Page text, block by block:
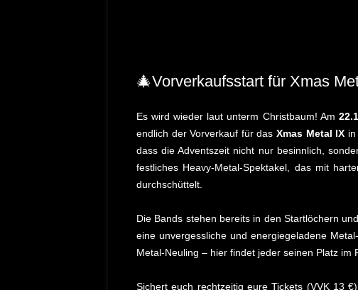
🎄Vorverkaufsstart für Xmas
Es wird wieder laut unterm Christbaum! Am
endlich der Vorverkauf für dasXmas Metal IX
dass die Adventszeit nicht nur besinnlich,
festliches Heavy-Metal-Spektakel, das mit
durchschüttelt.
Die Bands stehen bereits in den Startlöchern
eine unvergessliche und energiegeladene
Metal-Neuling – hier findet jeder seinen Platz im
Sichert euch rechtzeitig eure Tickets (VVK 13